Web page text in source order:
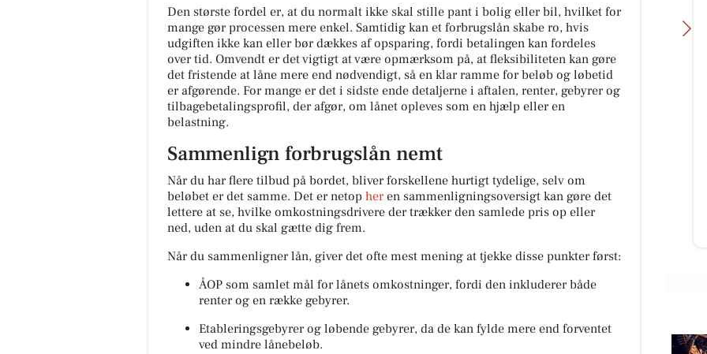
Den største fordel er, at du normalt ikke skal stille pant i bolig eller bil, hvilket for
mange gør processen mere enkel. Samtidig kan et forbrugslån skabe ro, hvis
udgiften ikke kan eller bør dækkes af opsparing, fordi betalingen kan fordeles
over tid. Omvendt er det vigtigt at være opmærksom på, at fleksibiliteten kan gøre
det fristende at låne mere end nødvendigt, så en klar ramme for beløb og løbetid
er afgørende. For mange er det i sidste ende detaljerne i aftalen, renter, gebyrer og
tilbagebetalingsprofil, der afgør, om lånet opleves som en hjælp eller en
belastning.
Sammenlign forbrugslån nemt
Når du har flere tilbud på bordet, bliver forskellene hurtigt tydelige, selv om
beløbet er det samme. Det er netop heren sammenligningsoversigt kan gøre det
lettere at se, hvilke omkostningsdrivere der trækker den samlede pris op eller
ned, uden at du skal gætte dig frem.
Når du sammenligner lån, giver det ofte mest mening at tjekke disse punkter først:
ÅOP som samlet mål for lånets omkostninger, fordi den inkluderer både
renter og en række gebyrer.
Etableringsgebyrer og løbende gebyrer, da de kan fylde mere end forventet
ved mindre lånebeløb.
Møblér med Kumo
Mere komfort? Det kan du tilvælge
med Stamford 🛋️ Sammensæt din
sofa, så den passer til både stuen
og hverdagen - med muli...
Åbn opslaget
fremragende tilbud HVER uge
torsd...